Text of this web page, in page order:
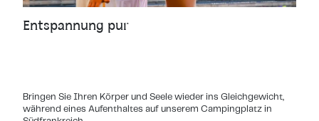
Entspannung pur
Bringen Sie Ihren Körper und Seele wieder ins Gleichgewicht,
während eines Aufenthaltes auf unserem Campingplatz in